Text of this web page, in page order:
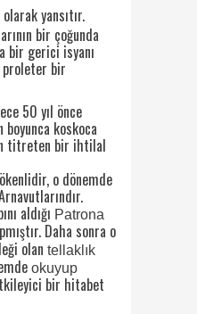
olarak yansıtır.
bir çoğunda
bir gerici isyanı
proleter bir
50 yıl önce
boyunca koskoca
titreten bir ihtilal
o dönemde
aldığı Patrona
Daha sonra o
olan tellaklık
okuyup
bir hitabet